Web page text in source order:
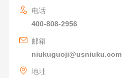
电话
400-808-2956
邮箱
niukuguoji@usniuku.com
地址